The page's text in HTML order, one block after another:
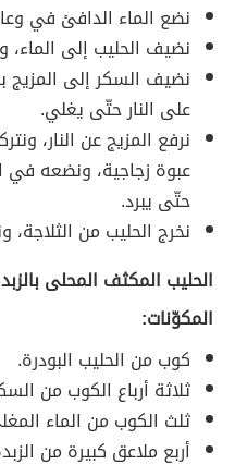
نضع الماء الدافئ في
نضيف الحليب إلى
نضيف السكر إلى المزيج
على النار حتّى يغلي.
نرفع المزيج عن النار،
عبوة زجاجية، ونضعه
حتّى يبرد.
نخرج الحليب من الثلاجة،
الحليب المكثف المحلى
المكوّنات:
كوب من الحليب البودرة.
ثلاثة أرباع الكوب من
ثلث الكوب من الماء
أربع ملاعق كبيرة من